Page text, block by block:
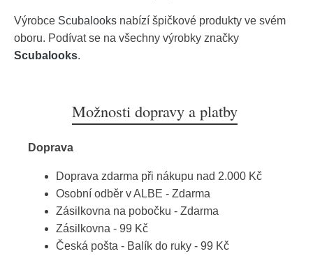
Výrobce Scubalooks nabízí špičkové produkty ve svém
oboru. Podívat se na všechny výrobky značky
Scubalooks.
Možnosti dopravy a platby
Doprava
Doprava zdarma při nákupu nad 2.000 Kč
Osobní odběr v ALBE - Zdarma
Zásilkovna na pobočku - Zdarma
Zásilkovna - 99 Kč
Česká pošta - Balík do ruky - 99 Kč